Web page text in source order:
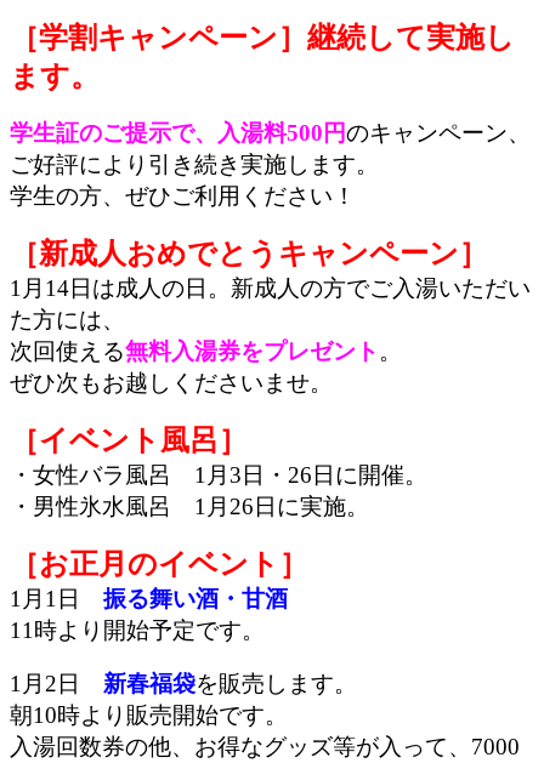
［学割キャンペーン］継続して実施し
ます。
学生証のご提示で、入湯料500円のキャンペーン、
ご好評により引き続き実施します。
学生の方、ぜひご利用ください！
［新成人おめでとうキャンペーン］
1月14日は成人の日。新成人の方でご入湯いただい
た方には、
次回使える無料入湯券をプレゼント 。
ぜひ次もお越しくださいませ。
［イベント風呂］
・女性バラ風呂 1月3日・26日に開催。
・男性氷水風呂 1月26日に実施。
［お正月のイベント］
1月1日 振る舞い酒・甘酒
11時より開始予定です。
1月2日 新春福袋を販売します。
朝10時より販売開始です。
入湯回数券の他、お得なグッズ等が入って、7000